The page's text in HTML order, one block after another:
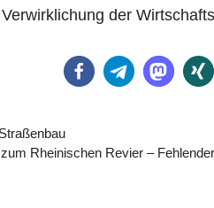
der
Rheinischen Revier –